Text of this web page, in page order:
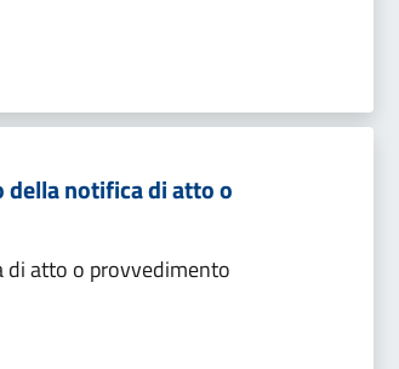
della notifica di atto o
di atto o provvedimento